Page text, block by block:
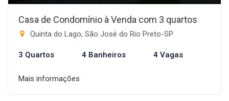
Casa de Condomínio à Venda com 3 quartos
Quinta do Lago, São José do Rio Preto-SP
3 Quartos 4 Banheiros 4 Vagas
Mais informações